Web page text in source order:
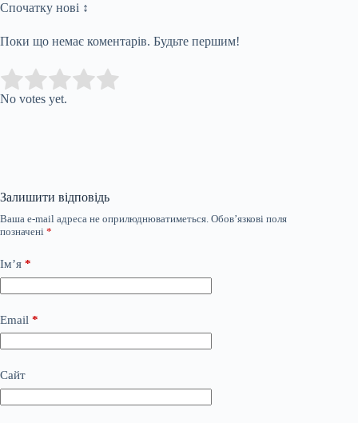
Спочатку нові ↕
Поки що немає коментарів. Будьте першим!
Rate this item:
No votes yet.
Залишити відповідь
Ваша e-mail адреса не оприлюднюватиметься. Обов’язкові поля
позначені *
Ім’я *
Email *
Сайт